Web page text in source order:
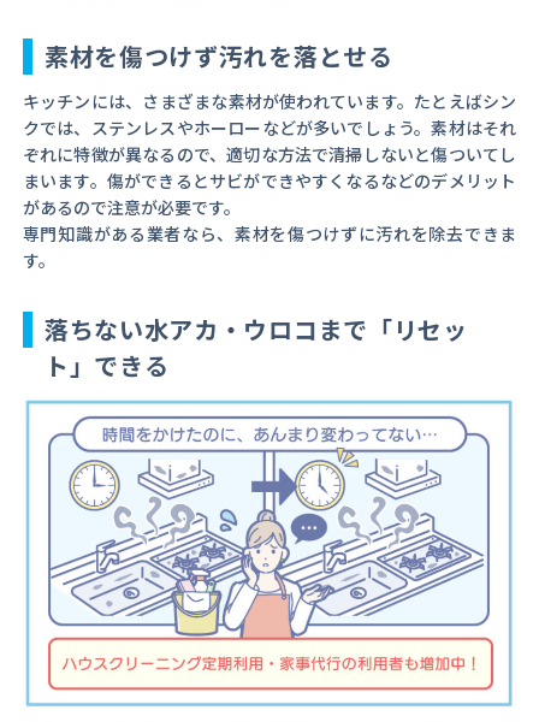
素材を傷つけず汚れを落とせる
キッチンには、さまざまな素材が使われています。たとえばシン
クでは、ステンレスやホーローなどが多いでしょう。素材はそれ
ぞれに特徴が異なるので、適切な方法で清掃しないと傷ついてし
まいます。傷ができるとサビができやすくなるなどのデメリット
があるので注意が必要です。
専門知識がある業者なら、素材を傷つけずに汚れを除去できま
す。
落ちない水アカ・ウロコまで「リセッ
ト」できる